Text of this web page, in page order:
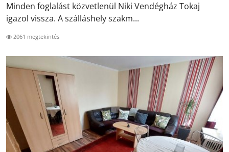
Minden foglalást közvetlenül Niki Vendégház Tokaj
igazol vissza. A szálláshely szakm...
2061 megtekintés